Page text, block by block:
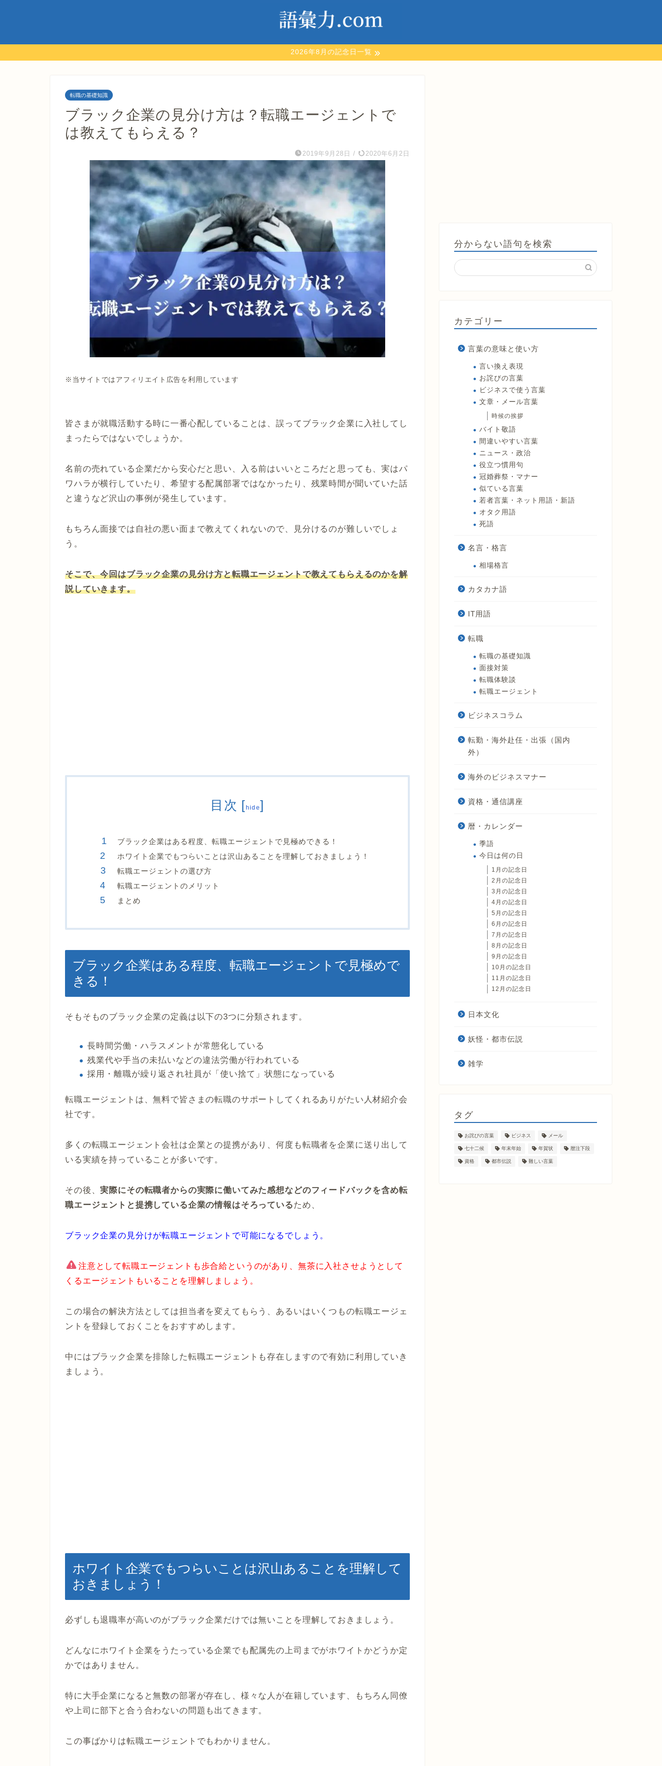
2026年8月の記念日一覧
転職の基礎知識
ブラック企業の見分け方は？転職エージェントで
は教えてもらえる？
2019年9月28日 / 2020年6月2日
※当サイトではアフィリエイト広告を利用しています
皆さまが就職活動する時に一番心配していることは、誤ってブラック企業に入社してし
まったらではないでしょうか。
名前の売れている企業だから安心だと思い、入る前はいいところだと思っても、実はパ
ワハラが横行していたり、希望する配属部署ではなかったり、残業時間が聞いていた話
と違うなど沢山の事例が発生しています。
もちろん面接では自社の悪い面まで教えてくれないので、見分けるのが難しいでしょ
う。
そこで、今回はブラック企業の見分け方と転職エージェントで教えてもらえるのかを解
説していきます。
目次 [hide]
ブラック企業はある程度、転職エージェントで見極めできる！
ホワイト企業でもつらいことは沢山あることを理解しておきましょう！
転職エージェントの選び方
転職エージェントのメリット
まとめ
ブラック企業はある程度、転職エージェントで見極めで
きる！
そもそものブラック企業の定義は以下の3つに分類されます。
長時間労働・ハラスメントが常態化している
残業代や手当の未払いなどの違法労働が行われている
採用・離職が繰り返され社員が「使い捨て」状態になっている
転職エージェントは、無料で皆さまの転職のサポートしてくれるありがたい人材紹介会
社です。
多くの転職エージェント会社は企業との提携があり、何度も転職者を企業に送り出して
いる実績を持っていることが多いです。
その後、実際にその転職者からの実際に働いてみた感想などのフィードバックを含め転
職エージェントと提携している企業の情報はそろっているため、
ブラック企業の見分けが転職エージェントで可能になるでしょう。
注意として転職エージェントも歩合給というのがあり、無茶に入社させようとして
くるエージェントもいることを理解しましょう。
この場合の解決方法としては担当者を変えてもらう、あるいはいくつもの転職エージェ
ントを登録しておくことをおすすめします。
中にはブラック企業を排除した転職エージェントも存在しますので有効に利用していき
ましょう。
ホワイト企業でもつらいことは沢山あることを理解して
おきましょう！
必ずしも退職率が高いのがブラック企業だけでは無いことを理解しておきましょう。
どんなにホワイト企業をうたっている企業でも配属先の上司までがホワイトかどうか定
かではありません。
特に大手企業になると無数の部署が存在し、様々な人が在籍しています、もちろん同僚
や上司に部下と合う合わないの問題も出てきます。
この事ばかりは転職エージェントでもわかりません。
分からない語句を検索
カテゴリー
言葉の意味と使い方
言い換え表現
お詫びの言葉
ビジネスで使う言葉
文章・メール言葉
時候の挨拶
バイト敬語
間違いやすい言葉
ニュース・政治
役立つ慣用句
冠婚葬祭・マナー
似ている言葉
若者言葉・ネット用語・新語
オタク用語
死語
名言・格言
相場格言
カタカナ語
IT用語
転職
転職の基礎知識
面接対策
転職体験談
転職エージェント
ビジネスコラム
転勤・海外赴任・出張（国内
外）
海外のビジネスマナー
資格・通信講座
暦・カレンダー
季語
今日は何の日
1月の記念日
2月の記念日
3月の記念日
4月の記念日
5月の記念日
6月の記念日
7月の記念日
8月の記念日
9月の記念日
10月の記念日
11月の記念日
12月の記念日
日本文化
妖怪・都市伝説
雑学
タグ
お詫びの言葉 ビジネス メール
七十二候 年末年始 年賀状 暦注下段
資格 都市伝説 難しい言葉